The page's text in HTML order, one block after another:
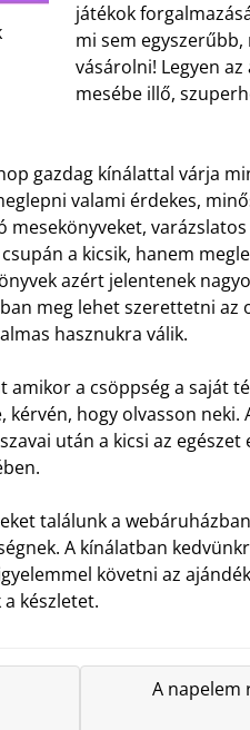
játékok
mi sem
vásárolni! Legyen
mesébe illő,
gazdag kínálattal várja
valami érdekes,
mesekönyveket,
a kicsik, hanem
azért jelentenek
meg lehet szerettetni
hasznukra válik.
amikor a csöppség a saját
hogy olvasson neki.
után a kicsi az
találunk a
A kínálatban
követni az
készletet.
A napelem